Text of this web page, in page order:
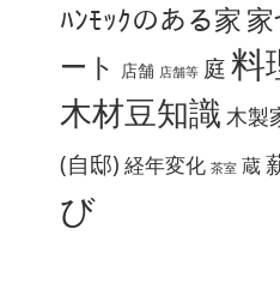
ﾊﾝﾓｯｸのある家
ート 店舗 店舗等 庭料
木材豆知識 木製
(自邸) 経年変化 茶室 蔵
び